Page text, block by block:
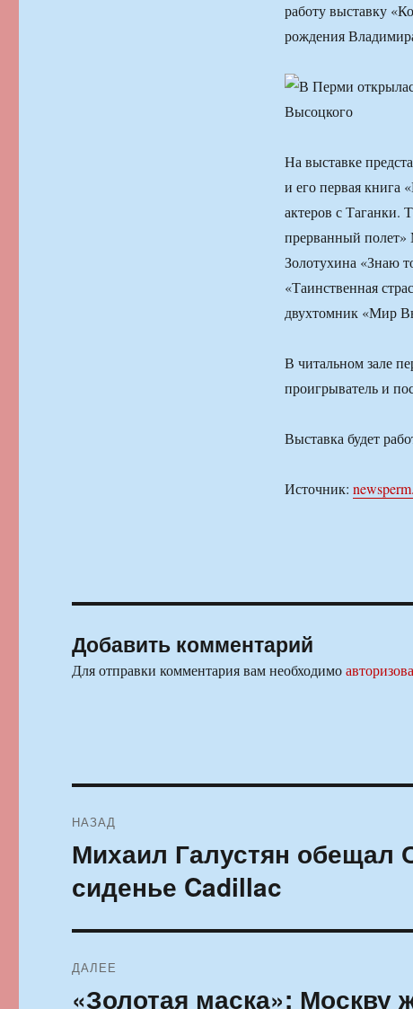
работу выставку
рождения
На выставке
и его первая книга
актеров с Таганки.
прерванный
Золотухина «Знаю
«Таинственная
двухтомник «Мир
В читальном зале
проигрыватель и
Выставка будет
Источник:
Добавить комментарий
Для отправки комментария вам необходимо
по
записям
НАЗАД
Предыдущая
Михаил Галустян обещал
сиденье Cadillac
ДАЛЕЕ
Следующая
«Золотая маска»: Москву